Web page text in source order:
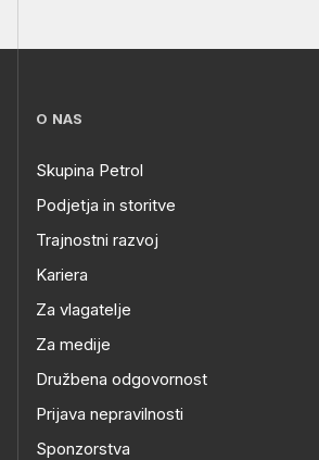
O NAS
Skupina Petrol
Podjetja in storitve
Trajnostni razvoj
Kariera
Za vlagatelje
Za medije
Družbena odgovornost
Prijava nepravilnosti
Sponzorstva